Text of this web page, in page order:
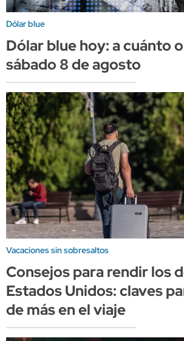
Dólar blue
Dólar blue hoy: a cuánto
sábado 8 de agosto
Vacaciones sin sobresaltos
Consejos para rendir los
Estados Unidos: claves
de más en el viaje